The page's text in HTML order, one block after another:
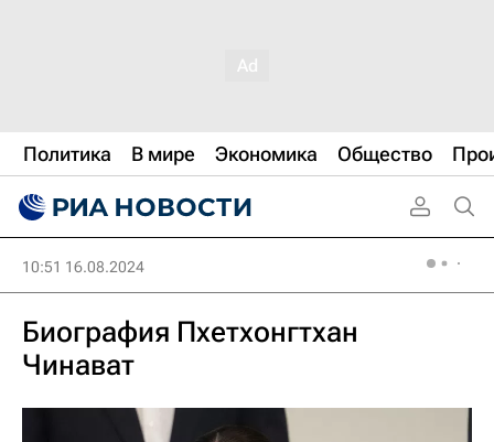
Политика В мире Экономика Общество
10:51 16.08.2024
Биография Пхетхонгтхан
Чинават